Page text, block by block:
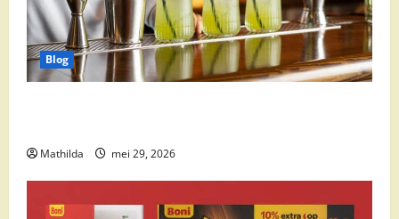
Blog
Mathilda mei 29, 2026